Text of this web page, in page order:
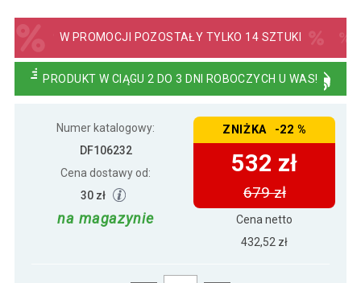
W PROMOCJI POZOSTAŁY TYLKO 14 SZTUKI
PRODUKT W CIĄGU 2 DO 3 DNI ROBOCZYCH U WAS!
Numer katalogowy:
DF106232
Cena dostawy od:
30 zł
na magazynie
ZNIŻKA -22 %
532 zł
679 zł
Cena netto
432,52 zł